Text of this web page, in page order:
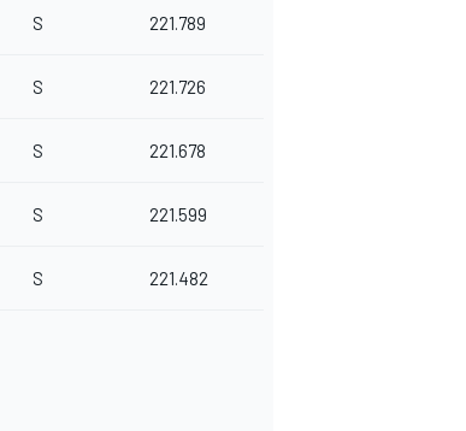
S 221.789
S 221.726
S 221.678
S 221.599
S 221.482